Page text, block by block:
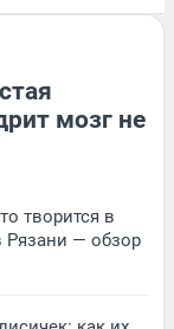
мозг не
творится в
— обзор